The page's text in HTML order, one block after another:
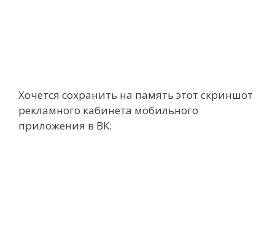
Хочется сохранить на память этот скриншот
рекламного кабинета мобильного
приложения в ВК: